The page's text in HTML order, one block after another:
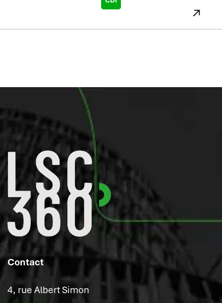
Contact
4, rue Albert Simon